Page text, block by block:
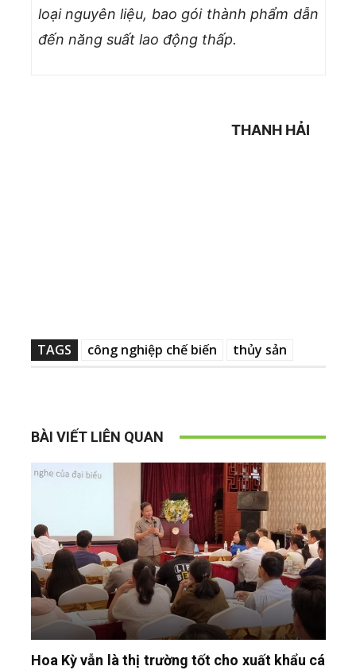
loại nguyên liệu, bao gói thành phẩm dẫn
đến năng suất lao động thấp.
THANH HẢI
TAGS công nghiệp chế biến thủy sản
BÀI VIẾT LIÊN QUAN
Hoa Kỳ vẫn là thị trường tốt cho xuất khẩu cá